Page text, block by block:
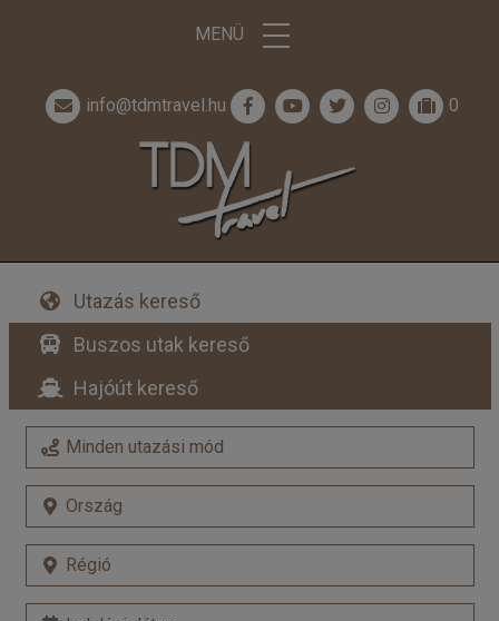
MENÜ
info@tdmtravel.hu 0
Utazás kereső
Buszos utak kereső
Hajóút kereső